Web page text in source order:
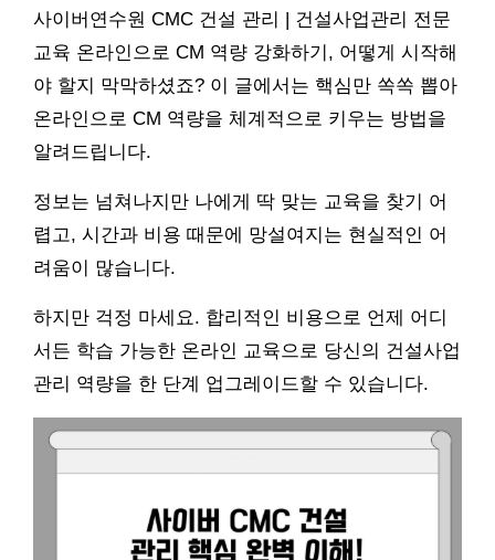
사이버연수원 CMC 건설 관리 | 건설사업관리 전문
교육 온라인으로 CM 역량 강화하기, 어떻게 시작해
야 할지 막막하셨죠? 이 글에서는 핵심만 쏙쏙 뽑아
온라인으로 CM 역량을 체계적으로 키우는 방법을
알려드립니다.
정보는 넘쳐나지만 나에게 딱 맞는 교육을 찾기 어
렵고, 시간과 비용 때문에 망설여지는 현실적인 어
려움이 많습니다.
하지만 걱정 마세요. 합리적인 비용으로 언제 어디
서든 학습 가능한 온라인 교육으로 당신의 건설사업
관리 역량을 한 단계 업그레이드할 수 있습니다.